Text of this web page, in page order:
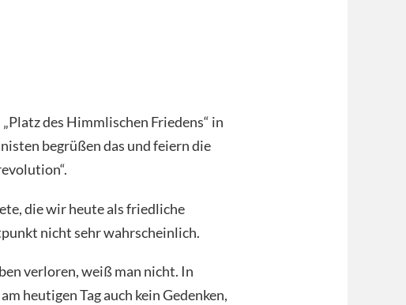
des Himmlischen Friedens“ in
begrüßen das und feiern die
die wir heute als friedliche
nicht sehr wahrscheinlich.
verloren, weiß man nicht. In
heutigen Tag auch kein Gedenken,